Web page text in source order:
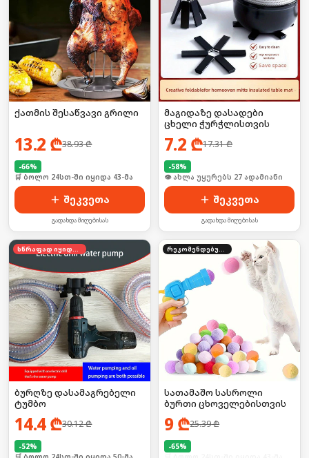
ქათმის შესაწვავი გრილი
13.2 ₾38.93₾
-66%
🛒 ბოლო 24სთ-ში იყიდა 43-მა
შეკვეთა
გადახდა მიღებისას
მაგიდაზე დასადები
ცხელი ჭურჭლისთვის
7.2 ₾17.31₾
-58%
🛒 ბოლო 24სთ-ში იყიდა 36-მა
შეკვეთა
გადახდა მიღებისას
სწრაფად იყიდება
ბურღზე დასამაგრებელი
ტუმბო
14.4₾30.12₾
-52%
რეკომენდებული
სათამაშო სასროლი
ბურთი ცხოველებისთვის
9 ₾25.39₾
-65%